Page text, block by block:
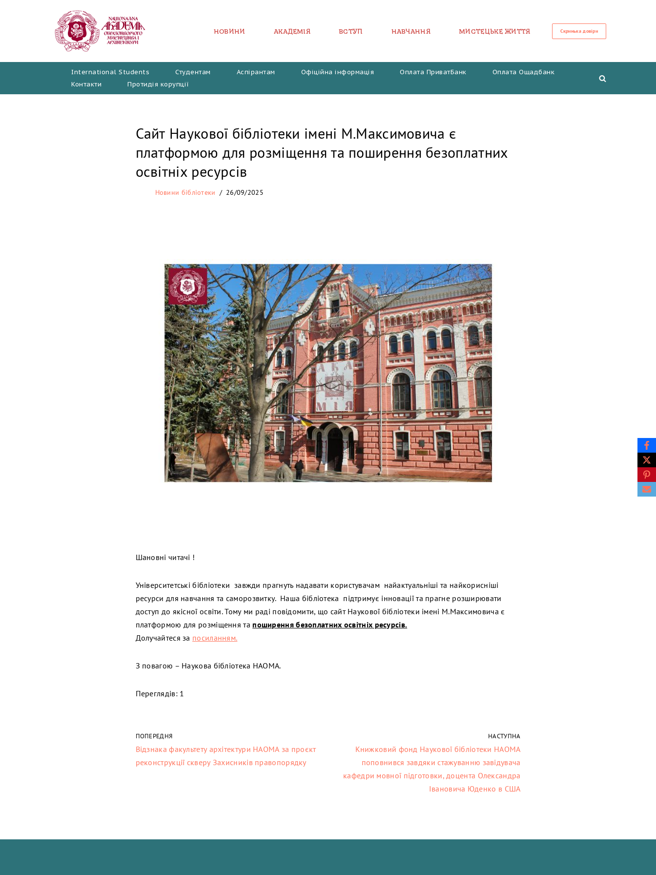
НОВИНИ АКАДЕМІЯ ВСТУП НАВЧАННЯ МИСТЕЦЬКЕ ЖИТТЯ Скринька довіри
International Students Студентам Аспірантам Офіційна інформація Оплата ПриватБанк
Оплата Ощадбанк
Контакти
Протидія корупції
Сайт Наукової бібліотеки імені М.Максимовича є
платформою для розміщення та поширення безоплатних
освітніх ресурсів
Новини бібліотеки 26/09/2025
Шановні читачі !
Університетські бібліотеки завжди прагнуть надавати користувачам найактуальніші та найкорисніші
ресурси для навчання та саморозвитку. Наша бібліотека підтримує інновації та прагне розширювати
доступ до якісної освіти. Тому ми раді повідомити, що сайт Наукової бібліотеки імені М.Максимовича є
платформою для розміщення тапоширення безоплатних освітніх ресурсів.
Долучайтеся за посиланням.
З повагою – Наукова бібліотека НАОМА.
Переглядів: 1
ПОПЕРЕДНЯ
Відзнака факультету архітектури НАОМА за проєкт
реконструкції скверу Захисників правопорядку
НАСТУПНА
Книжковий фонд Наукової бібліотеки НАОМА
поповнився завдяки стажуванню завідувача
кафедри мовної підготовки, доцента Олександра
Івановича Юденко в США